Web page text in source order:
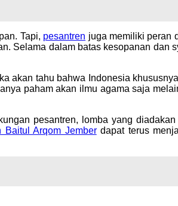
Tapi, pesantren juga memiliki peran
Selama dalam batas kesopanan dan
akan tahu bahwa Indonesia
paham akan ilmu agama saja
pesantren, lomba yang
Baitul Arqom Jemberdapat terus